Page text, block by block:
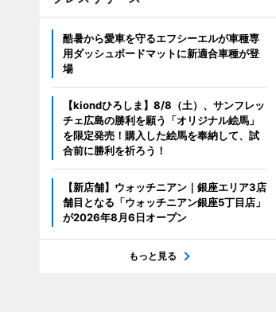
酷暑から愛車を守るエフシーエルが車種専
用ダッシュボードマットに新適合車種が登
場
【kiondひろしま】8/8（土）、サンフレッ
チェ広島の勝利を願う「オリジナル絵馬」
を限定発売！購入した絵馬を奉納して、試
合前に勝利を祈ろう！
【新店舗】ウォッチニアン｜銀座エリア3店
舗目となる「ウォッチニアン銀座5丁目店」
が2026年8月6日オープン
もっと見る